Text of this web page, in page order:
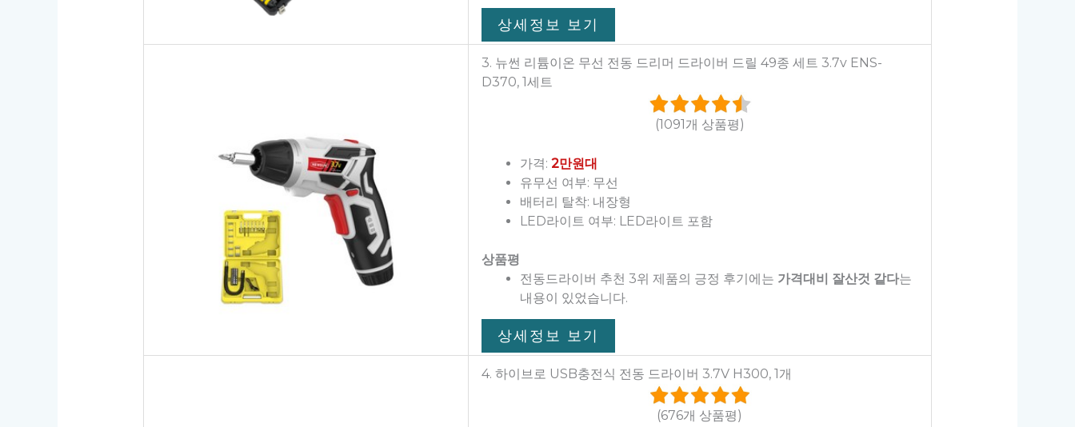
상세정보 보기
3. 뉴썬 리튬이온 무선 전동 드리머 드라이버 드릴 49종 세트 3.7v ENS-
D370, 1세트
(1091개 상품평)
가격: 2만원대
유무선 여부: 무선
배터리 탈착: 내장형
LED라이트 여부: LED라이트 포함
상품평
전동드라이버 추천 3위 제품의 긍정 후기에는 가격대비 잘산것 같다는
내용이 있었습니다.
상세정보 보기
4. 하이브로 USB충전식 전동 드라이버 3.7V H300, 1개
(676개 상품평)